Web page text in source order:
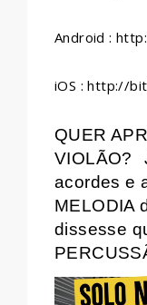
Android :
iOS : http://
QUER
VIOLÃO?
acordes e
MELODIA
dissesse